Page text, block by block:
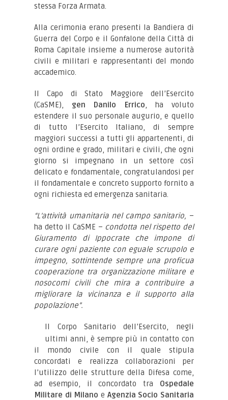
stessa Forza Armata.
Alla cerimonia erano presenti la Bandiera di
Guerra del Corpo e il Gonfalone della Città di
Roma Capitale insieme a numerose autorità
civili e militari e rappresentanti del mondo
accademico.
Il Capo di Stato Maggiore dell’Esercito
(CaSME), gen Danilo Errico, ha voluto
estendere il suo personale augurio, e quello
di tutto l’Esercito Italiano, di sempre
maggiori successi a tutti gli appartenenti, di
ogni ordine e grado, militari e civili, che ogni
giorno si impegnano in un settore così
delicato e fondamentale, congratulandosi per
il fondamentale e concreto supporto fornito a
ogni richiesta ed emergenza sanitaria.
“L’attività umanitaria nel campo sanitario, –
ha detto il CaSME – condotta nel rispetto del
Giuramento di Ippocrate che impone di
curare ogni paziente con eguale scrupolo e
impegno, sottintende sempre una proficua
cooperazione tra organizzazione militare e
nosocomi civili che mira a contribuire a
migliorare la vicinanza e il supporto alla
popolazione”.
Il Corpo Sanitario dell’Esercito, negli
ultimi anni, è sempre più in contatto con
il mondo civile con il quale stipula
concordati e realizza collaborazioni per
l’utilizzo delle strutture della Difesa come,
ad esempio, il concordato tra Ospedale
Militare di Milano e Agenzia Socio Sanitaria